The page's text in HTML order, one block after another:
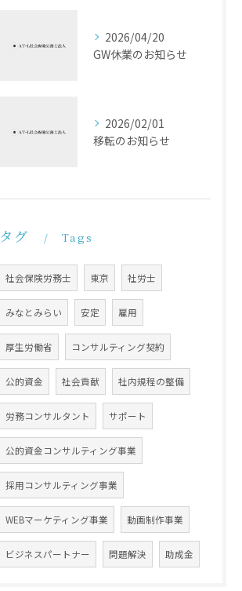
2026/04/20
GW休業のお知らせ
2026/02/01
移転のお知らせ
タグ Tags
社会保険労務士 東京 社労士
みなとみらい 安定 雇用
厚生労働省 コンサルティング契約
公的資金 社会貢献 社内規程の整備
労務コンサルタント サポート
公的資金コンサルティング事業
採用コンサルティング事業
WEBマーケティング事業 動画制作事業
ビジネスパートナー 問題解決 助成金